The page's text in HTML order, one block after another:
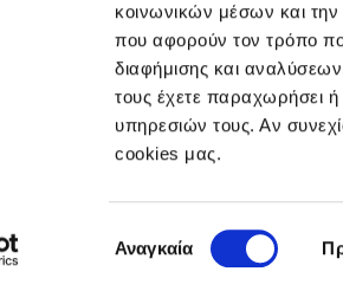
κοινωνικών μέσων και
που αφορούν τον τρόπο
διαφήμισης και
τους έχετε παραχωρήσει
υπηρεσιών τους. Αν
cookies μας.
συγκατάθεσης
Αναγκαία